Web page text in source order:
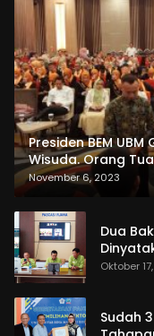
Presiden BEM
Wisuda. Orang
dan Pemasangan
November 6, 2023
Dua
Oktober
Sudah